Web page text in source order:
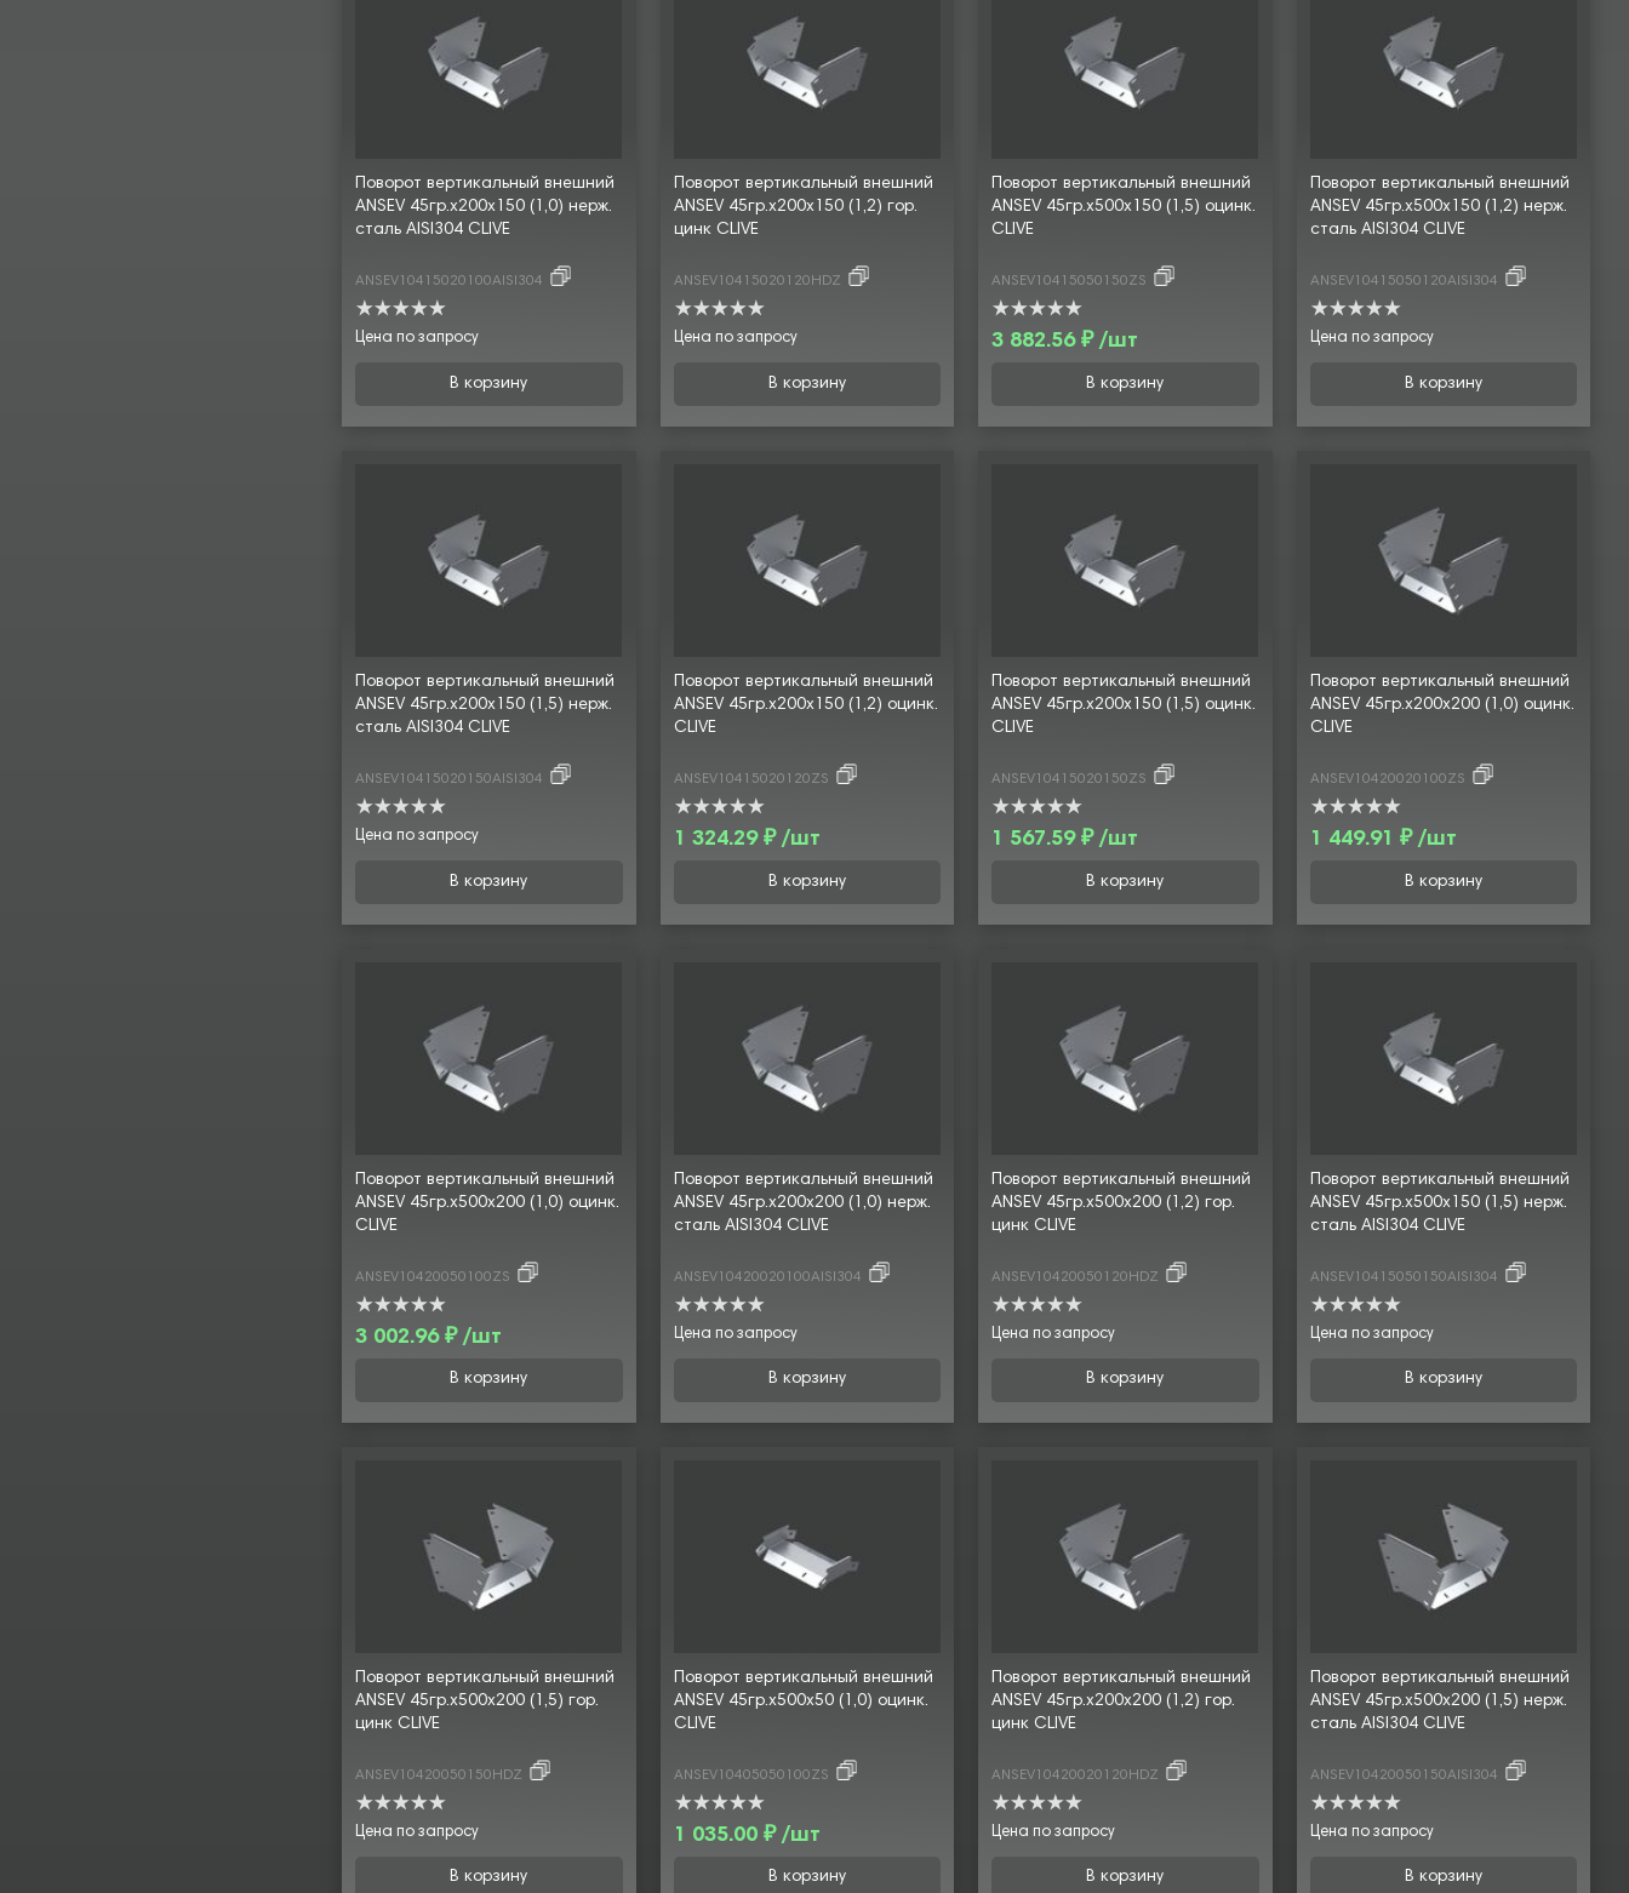
Поворот вертикальный внешний
ANSEV 45гр.х200х150 (1,0) нерж.
сталь AISI304 CLIVE
ANSEV10415020100AISI304
Цена по запросу
В корзину
Поворот вертикальный внешний
ANSEV 45гр.х200х150 (1,2) гор.
цинк CLIVE
ANSEV10415020120HDZ
Цена по запросу
В корзину
Поворот вертикальный внешний
ANSEV 45гр.х500х150 (1,5) оцинк.
CLIVE
ANSEV10415050150ZS
3 882.56 ₽ /шт
В корзину
Поворот вертикальный внешний
ANSEV 45гр.х500х150 (1,2) нерж.
сталь AISI304 CLIVE
ANSEV10415050120AISI304
Цена по запросу
В корзину
Поворот вертикальный внешний
ANSEV 45гр.х200х150 (1,5) нерж.
сталь AISI304 CLIVE
ANSEV10415020150AISI304
Цена по запросу
В корзину
Поворот вертикальный внешний
ANSEV 45гр.х200х150 (1,2) оцинк.
CLIVE
ANSEV10415020120ZS
1 324.29 ₽ /шт
В корзину
Поворот вертикальный внешний
ANSEV 45гр.х200х150 (1,5) оцинк.
CLIVE
ANSEV10415020150ZS
1 567.59 ₽ /шт
В корзину
Поворот вертикальный внешний
ANSEV 45гр.х200х200 (1,0) оцинк.
CLIVE
ANSEV10420020100ZS
1 449.91 ₽ /шт
В корзину
Поворот вертикальный внешний
ANSEV 45гр.х500х200 (1,0) оцинк.
CLIVE
ANSEV10420050100ZS
3 002.96 ₽ /шт
В корзину
Поворот вертикальный внешний
ANSEV 45гр.х200х200 (1,0) нерж.
сталь AISI304 CLIVE
ANSEV10420020100AISI304
Цена по запросу
В корзину
Поворот вертикальный внешний
ANSEV 45гр.х500х200 (1,2) гор.
цинк CLIVE
ANSEV10420050120HDZ
Цена по запросу
В корзину
Поворот вертикальный внешний
ANSEV 45гр.х500х150 (1,5) нерж.
сталь AISI304 CLIVE
ANSEV10415050150AISI304
Цена по запросу
В корзину
Поворот вертикальный внешний
ANSEV 45гр.х500х200 (1,5) гор.
цинк CLIVE
ANSEV10420050150HDZ
Цена по запросу
В корзину
Поворот вертикальный внешний
ANSEV 45гр.х500х50 (1,0) оцинк.
CLIVE
ANSEV10405050100ZS
1 035.00 ₽ /шт
В корзину
Поворот вертикальный внешний
ANSEV 45гр.х200х200 (1,2) гор.
цинк CLIVE
ANSEV10420020120HDZ
Цена по запросу
В корзину
Поворот вертикальный внешний
ANSEV 45гр.х500х200 (1,5) нерж.
сталь AISI304 CLIVE
ANSEV10420050150AISI304
Цена по запросу
В корзину